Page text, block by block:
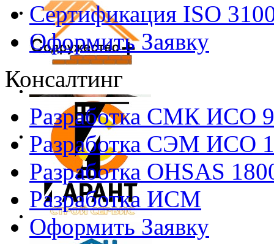
Сертификация ISO
Оформить Заявку
Консалтинг
Разработка СМК ИСО
Разработка СЭМ ИСО
Разработка OHSAS
Разработка ИСМ
Оформить Заявку